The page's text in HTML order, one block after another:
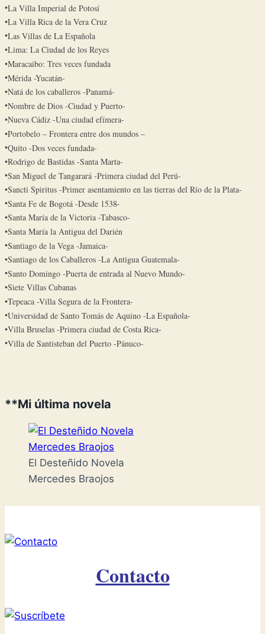
La Villa Imperial de Potosí
La Villa Rica de la Vera Cruz
Las Villas de La Española
Lima: La Ciudad de los Reyes
Maracaibo: Tres veces fundada
Mérida -Yucatán-
Natá de los caballeros -Panamá-
Nombre de Dios -Ciudad y Puerto-
Nueva Cádiz -Una ciudad efímera-
Portobelo – Frontera entre dos mundos –
Quito -Dos veces fundada-
Rodrigo de Bastidas -Santa Marta-
San Miguel de Tangarará -Primera ciudad del Perú-
Sancti Spiritus -Primer asentamiento en las tierras del Río de la Plata-
Santa Fe de Bogotá -Desde 1538-
Santa María de la Victoria -Tabasco-
Santa María la Antigua del Darién
Santiago de la Vega -Jamaica-
Santiago de los Caballeros -La Antigua Guatemala-
Santo Domingo -Puerta de entrada al Nuevo Mundo-
Siete Villas Cubanas
Tepeaca -Villa Segura de la Frontera-
Universidad de Santo Tomás de Aquino -La Española-
Villa Bruselas -Primera ciudad de Costa Rica-
Villa de Santisteban del Puerto -Pánuco-
**Mi última novela
El Desteñido Novela
Mercedes Braojos
Contacto